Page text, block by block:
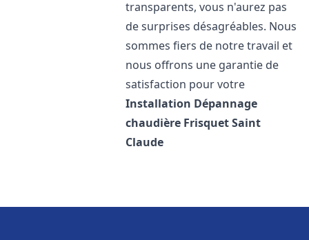
transparents, vous n'aurez pas
de surprises désagréables. Nous
sommes fiers de notre travail et
nous offrons une garantie de
satisfaction pour votre
Installation Dépannage
chaudière FrisquetSaint
Claude